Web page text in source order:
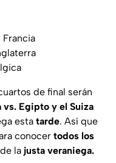
Francia
de final serán
Egipto y el Suiza
esta tarde. Así que
conocer todos los
de la justa veraniega.